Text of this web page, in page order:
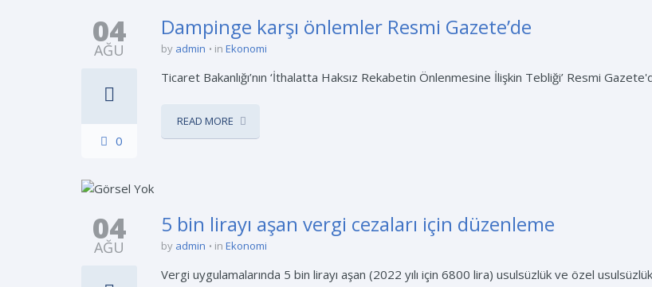
04
AĞU
0
Dampinge karşı önlemler Resmi Gazete’de
by admin in Ekonomi
Ticaret Bakanlığı’nın ‘İthalatta Haksız Rekabetin Önlenmesine İlişkin Tebliği’ Resmi
READ MORE
04
AĞU
5 bin lirayı aşan vergi cezaları için düzenleme
by admin in Ekonomi
Vergi uygulamalarında 5 bin lirayı aşan (2022 yılı için 6800 lira) usulsüzlük ve özel